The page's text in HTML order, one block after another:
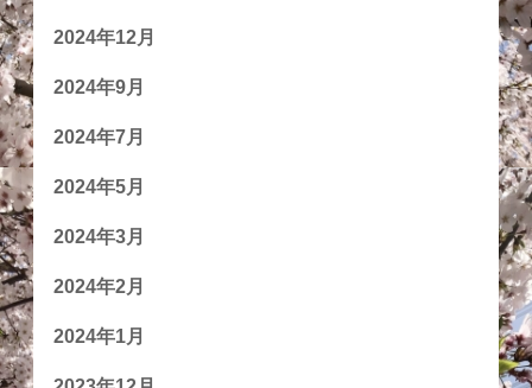
2024年12月
2024年9月
2024年7月
2024年5月
2024年3月
2024年2月
2024年1月